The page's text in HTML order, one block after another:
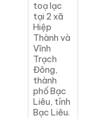
toạ lạc
tại 2 xã
Hiệp
Thành và
Vĩnh
Trạch
Đông,
thành
phố Bạc
Liêu, tỉnh
Bạc Liêu.